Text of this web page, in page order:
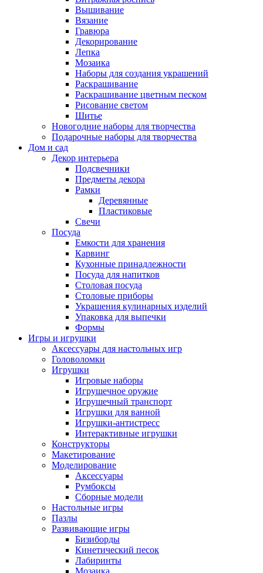
Вышивание
Вязание
Гравюра
Декорирование
Лепка
Мозаика
Наборы для создания украшений
Раскрашивание
Раскрашивание цветным песком
Рисование светом
Шитье
Новогодние наборы для творчества
Подарочные наборы для творчества
Дом и сад
Декор интерьера
Подсвечники
Предметы декора
Рамки
Деревянные
Пластиковые
Свечи
Посуда
Емкости для хранения
Карвинг
Кухонные принадлежности
Посуда для напитков
Столовая посуда
Столовые приборы
Украшения кулинарных изделий
Упаковка для выпечки
Формы
Игры и игрушки
Аксессуары для настольных игр
Головоломки
Игрушки
Игровые наборы
Игрушечное оружие
Игрушечный транспорт
Игрушки для ванной
Игрушки-антистресс
Интерактивные игрушки
Конструкторы
Макетирование
Моделирование
Аксессуары
Румбоксы
Сборные модели
Настольные игры
Пазлы
Развивающие игры
Бизиборды
Кинетический песок
Лабиринты
Мозаика